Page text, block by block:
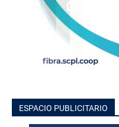
ESPACIO PUBLICITARIO